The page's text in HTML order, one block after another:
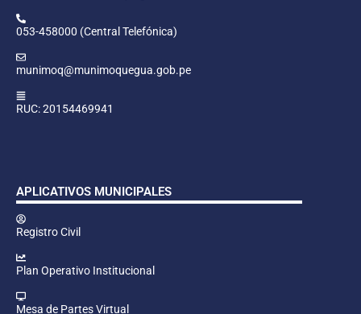
053-458000 (Central Telefónica)
munimoq@munimoquegua.gob.pe
RUC: 20154469941
APLICATIVOS MUNICIPALES
Registro Civil
Plan Operativo Institucional
Mesa de Partes Virtual